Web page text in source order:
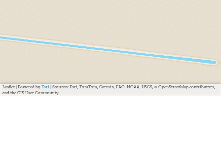
Leaflet | Powered by Esri | Sources: Esri, TomTom, Garmin, FAO, NOAA, USGS, © OpenStreetMap contributors,
and the GIS User Community, ,